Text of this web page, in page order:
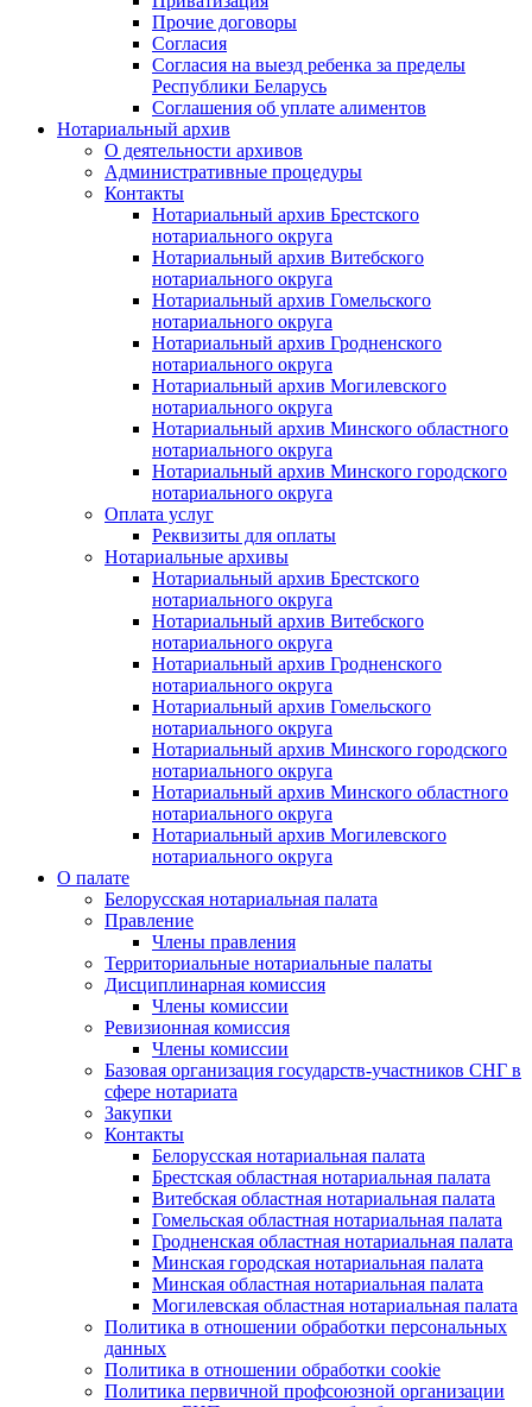
Прочие договоры
Согласия
Согласия на выезд ребенка за пределы
Республики Беларусь
Соглашения об уплате алиментов
Нотариальный архив
О деятельности архивов
Административные процедуры
Контакты
Нотариальный архив Брестского
нотариального округа
Нотариальный архив Витебского
нотариального округа
Нотариальный архив Гомельского
нотариального округа
Нотариальный архив Гродненского
нотариального округа
Нотариальный архив Могилевского
нотариального округа
Нотариальный архив Минского областного
нотариального округа
Нотариальный архив Минского городского
нотариального округа
Оплата услуг
Реквизиты для оплаты
Нотариальные архивы
Нотариальный архив Брестского
нотариального округа
Нотариальный архив Витебского
нотариального округа
Нотариальный архив Гродненского
нотариального округа
Нотариальный архив Гомельского
нотариального округа
Нотариальный архив Минского городского
нотариального округа
Нотариальный архив Минского областного
нотариального округа
Нотариальный архив Могилевского
нотариального округа
О палате
Белорусская нотариальная палата
Правление
Члены правления
Территориальные нотариальные палаты
Дисциплинарная комиссия
Члены комиссии
Ревизионная комиссия
Члены комиссии
Базовая организация государств-участников СНГ в
сфере нотариата
Закупки
Контакты
Белорусская нотариальная палата
Брестская областная нотариальная палата
Витебская областная нотариальная палата
Гомельская областная нотариальная палата
Гродненская областная нотариальная палата
Минская городская нотариальная палата
Минская областная нотариальная палата
Могилевская областная нотариальная палата
Политика в отношении обработки персональных
данных
Политика в отношении обработки cookie
Политика первичной профсоюзной организации